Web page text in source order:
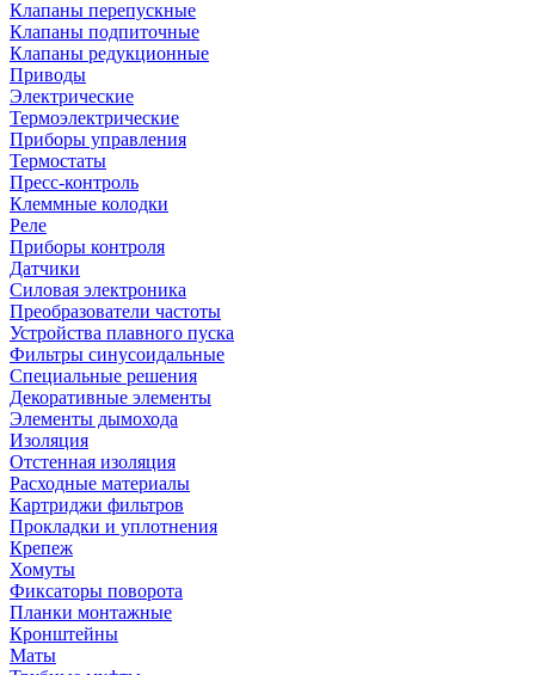
Клапаны перепускные
Клапаны подпиточные
Клапаны редукционные
Приводы
Электрические
Термоэлектрические
Приборы управления
Термостаты
Пресс-контроль
Клеммные колодки
Реле
Приборы контроля
Датчики
Силовая электроника
Преобразователи частоты
Устройства плавного пуска
Фильтры синусоидальные
Специальные решения
Декоративные элементы
Элементы дымохода
Изоляция
Отстенная изоляция
Расходные материалы
Картриджи фильтров
Прокладки и уплотнения
Крепеж
Хомуты
Фиксаторы поворота
Планки монтажные
Кронштейны
Маты